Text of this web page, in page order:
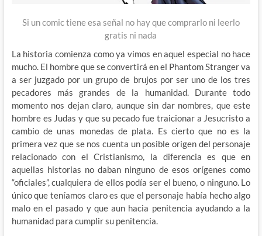
Si un comic tiene esa señal no hay que comprarlo ni leerlo
gratis ni nada
La historia comienza como ya vimos en aquel especial no hace
mucho. El hombre que se convertirá en el Phantom Stranger va
a ser juzgado por un grupo de brujos por ser uno de los tres
pecadores más grandes de la humanidad. Durante todo
momento nos dejan claro, aunque sin dar nombres, que este
hombre es Judas y que su pecado fue traicionar a Jesucristo a
cambio de unas monedas de plata. Es cierto que no es la
primera vez que se nos cuenta un posible origen del personaje
relacionado con el Cristianismo, la diferencia es que en
aquellas historias no daban ninguno de esos orígenes como
“oficiales”, cualquiera de ellos podía ser el bueno, o ninguno. Lo
único que teníamos claro es que el personaje había hecho algo
malo en el pasado y que aun hacia penitencia ayudando a la
humanidad para cumplir su penitencia.